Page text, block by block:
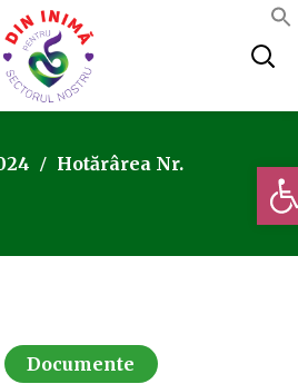
Hotărârea Nr.
Documente